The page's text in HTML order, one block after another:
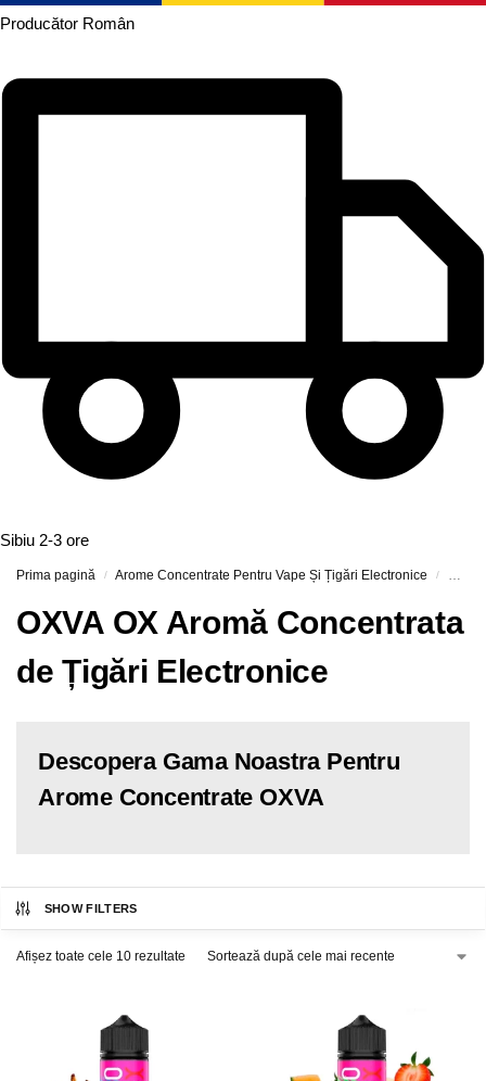
Producător Român
Sibiu 2-3 ore
Prima pagină / Arome Concentrate Pentru Vape Și Țigări Electronice /
OXVA OX Aromă Concentrata
de Țigări Electronice
Descopera Gama Noastra Pentru
Arome Concentrate OXVA
SHOW FILTERS
Afișez toate cele 10 rezultate